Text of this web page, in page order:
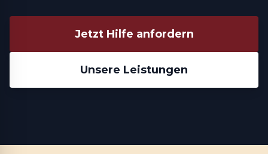
Jetzt Hilfe anfordern
Unsere Leistungen